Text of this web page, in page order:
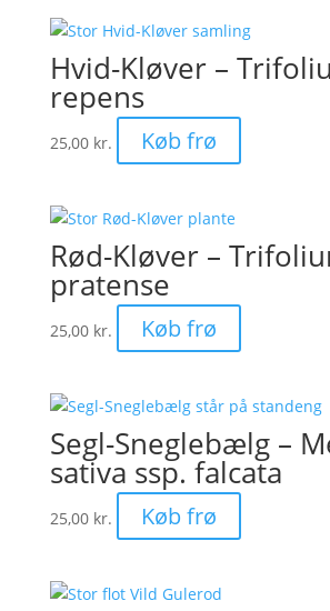
Hvid-Kløver –
repens
25,00 kr. Køb frø
Rød-Kløver –
pratense
25,00 kr. Køb frø
Segl-Sneglebælg –
sativa ssp. falcata
25,00 kr. Køb frø